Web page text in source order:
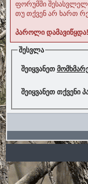
ფორუმში
თუ თქვენ არ ხართ
პაროლი დამავიწყდა!
შესვლა
შეიყვანეთ
შეიყვანეთ თქვენი